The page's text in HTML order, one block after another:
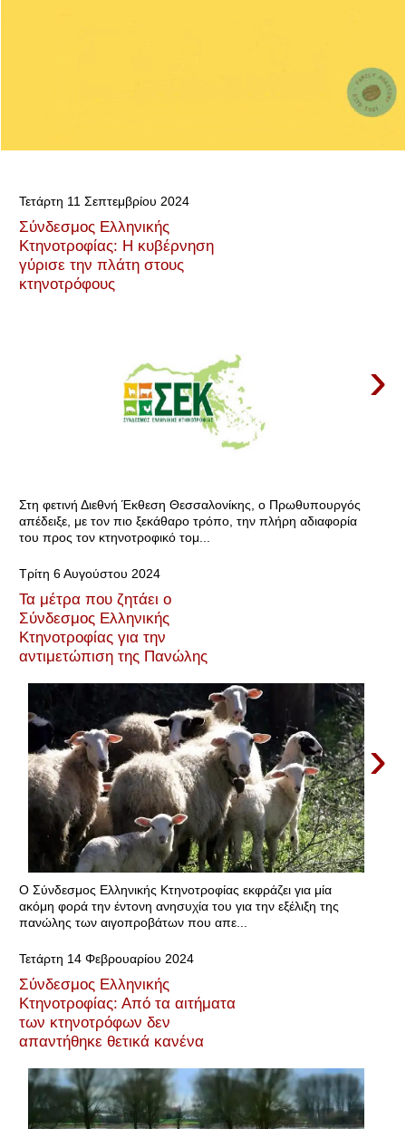
Τετάρτη 11 Σεπτεμβρίου 2024
Σύνδεσμος Ελληνικής
Κτηνοτροφίας: Η κυβέρνηση
γύρισε την πλάτη στους
κτηνοτρόφους
›
Στη φετινή Διεθνή Έκθεση Θεσσαλονίκης, ο Πρωθυπουργός
απέδειξε, με τον πιο ξεκάθαρο τρόπο, την πλήρη αδιαφορία
του προς τον κτηνοτροφικό τομ...
Τρίτη 6 Αυγούστου 2024
Τα μέτρα που ζητάει ο
Σύνδεσμος Ελληνικής
Κτηνοτροφίας για την
αντιμετώπιση της Πανώλης
›
Ο Σύνδεσμος Ελληνικής Κτηνοτροφίας εκφράζει για μία
ακόμη φορά την έντονη ανησυχία του για την εξέλιξη της
πανώλης των αιγοπροβάτων που απε...
Τετάρτη 14 Φεβρουαρίου 2024
Σύνδεσμος Ελληνικής
Κτηνοτροφίας: Από τα αιτήματα
των κτηνοτρόφων δεν
απαντήθηκε θετικά κανένα